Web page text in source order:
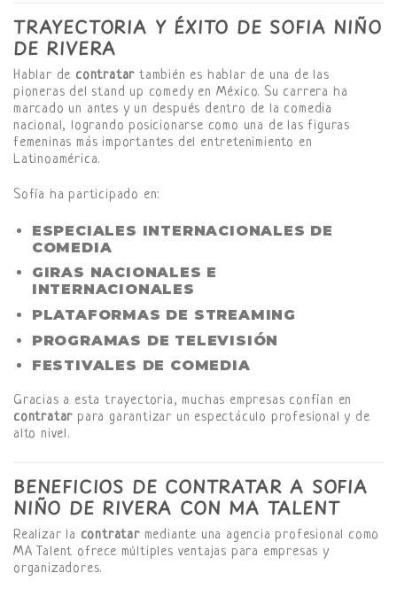
TRAYECTORIA Y ÉXITO DE SOFIA NIÑO
DE RIVERA
Hablar de contratar también es hablar de una de las
pioneras del stand up comedy en México. Su carrera ha
marcado un antes y un después dentro de la comedia
nacional, logrando posicionarse como una de las figuras
femeninas más importantes del entretenimiento en
Latinoamérica.
Sofía ha participado en:
ESPECIALES INTERNACIONALES DE
COMEDIA
GIRAS NACIONALES E
INTERNACIONALES
PLATAFORMAS DE STREAMING
PROGRAMAS DE TELEVISIÓN
FESTIVALES DE COMEDIA
Gracias a esta trayectoria, muchas empresas confían en
contratar para garantizar un espectáculo profesional y de
alto nivel.
BENEFICIOS DE CONTRATAR A SOFIA
NIÑO DE RIVERA CON MA TALENT
Realizar la contratarmediante una agencia profesional como
MA Talent ofrece múltiples ventajas para empresas y
organizadores.